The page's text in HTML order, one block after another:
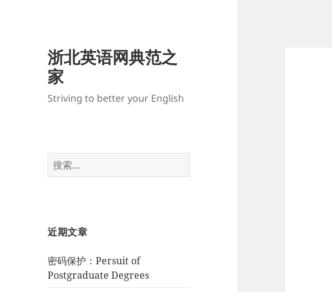
浙北英语网典范之
家
Striving to better your English
搜
索：
近期文章
密码保护：Persuit of
Postgraduate Degrees